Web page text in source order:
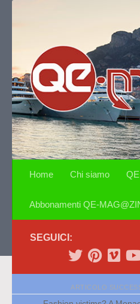
Home Chi siamo
Abbonamenti QE-
SEGUICI:
ARTICOLO